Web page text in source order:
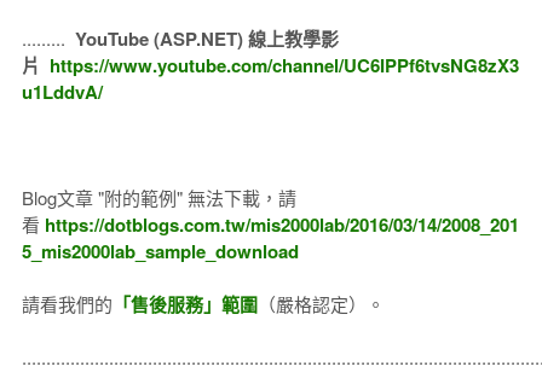
......... YouTube (ASP.NET) 線上教學影
片 https://www.youtube.com/channel/UC6IPPf6tvsNG8zX3
u1LddvA/
Blog文章 "附的範例" 無法下載，請
看 https://dotblogs.com.tw/mis2000lab/2016/03/14/2008_201
5_mis2000lab_sample_download
請看我們的 「售後服務」範圍（嚴格認定）。